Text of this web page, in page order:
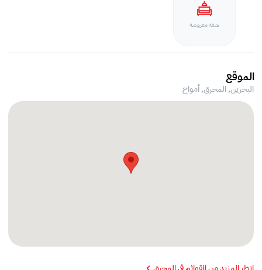
شقة مفروشة
الموقع
البحرين, المحرق,أمواج